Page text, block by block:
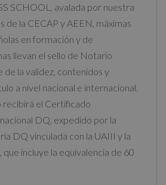
SCHOOL, avalada por nuestra
de la CECAP y AEEN, máximas
en formación y de
llevan el sello de Notario
de la validez, contenidos y
a nivel nacional e internacional.
recibirá el Certificado
DQ, expedido por la
DQ vinculada con la UAIII y la
que incluye la equivalencia de 60